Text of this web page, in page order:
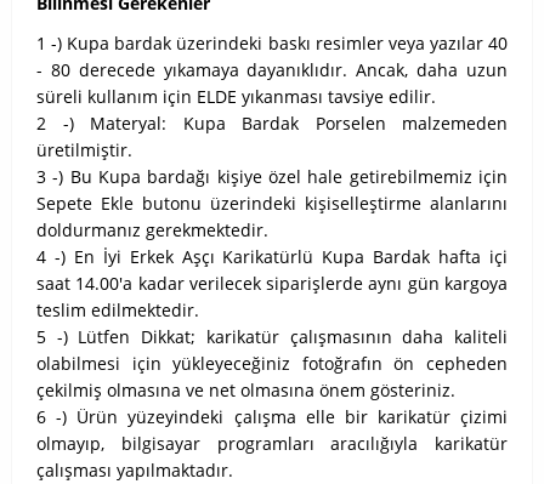
1 -) Kupa bardak üzerindeki baskı resimler veya yazılar 40
- 80 derecede yıkamaya dayanıklıdır. Ancak, daha uzun
süreli kullanım için ELDE yıkanması tavsiye edilir.
2 -) Materyal: Kupa Bardak Porselen malzemeden
üretilmiştir.
3 -) Bu Kupa bardağı kişiye özel hale getirebilmemiz için
Sepete Ekle butonu üzerindeki kişiselleştirme alanlarını
doldurmanız gerekmektedir.
4 -) En İyi Erkek Aşçı Karikatürlü Kupa Bardak hafta içi
saat 14.00'a kadar verilecek siparişlerde aynı gün kargoya
teslim edilmektedir.
5 -) Lütfen Dikkat; karikatür çalışmasının daha kaliteli
olabilmesi için yükleyeceğiniz fotoğrafın ön cepheden
çekilmiş olmasına ve net olmasına önem gösteriniz.
6 -) Ürün yüzeyindeki çalışma elle bir karikatür çizimi
olmayıp, bilgisayar programları aracılığıyla karikatür
çalışması yapılmaktadır.